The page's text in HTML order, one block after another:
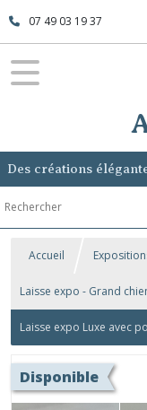
07 49 03 19 37
Accueil
Laisse expo - Grand
Laisse expo Luxe avec
Disponible